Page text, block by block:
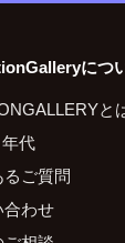
につ
と
代
るご質問
わせ